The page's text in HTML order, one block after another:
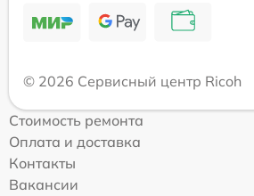
© 2026 Сервисный центр Ricoh
Стоимость ремонта
Оплата и доставка
Контакты
Вакансии